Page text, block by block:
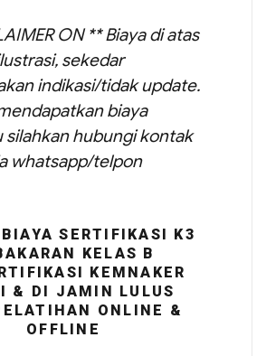
ON ** Biaya di atas
sekedar
indikasi/tidak update.
biaya
silahkan hubungi kontak
whatsapp/telpon
SERTIFIKASI K3
KELAS B
KEMNAKER
& DI JAMIN LULUS
ONLINE &
OFFLINE